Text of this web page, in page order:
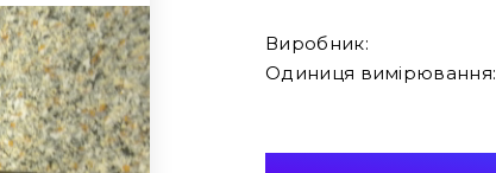
Виробник:
Одиниця вимірювання: